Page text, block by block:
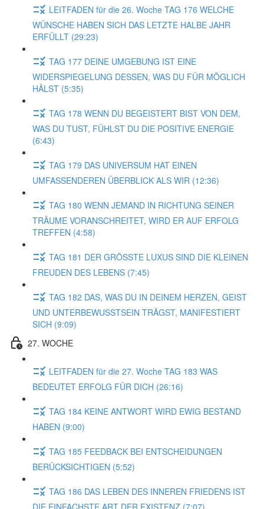
LEITFADEN für die 26. Woche TAG 176 WELCHE
WÜNSCHE HABEN SICH DAS LETZTE HALBE JAHR
ERFÜLLT (29:23)
TAG 177 DEINE UMGEBUNG IST EINE
WIDERSPIEGELUNG DESSEN, WAS DU FÜR MÖGLICH
HÄLST (5:35)
TAG 178 WENN DU BEGEISTERT BIST VON DEM,
WAS DU TUST, FÜHLST DU DIE POSITIVE ENERGIE
(6:43)
TAG 179 DAS UNIVERSUM HAT EINEN
UMFASSENDEREN ÜBERBLICK ALS WIR (12:36)
TAG 180 WENN JEMAND IN RICHTUNG SEINER
TRÄUME VORANSCHREITET, WIRD ER AUF ERFOLG
TREFFEN (4:58)
TAG 181 DER GRÖSSTE LUXUS SIND DIE KLEINEN
FREUDEN DES LEBENS (7:45)
TAG 182 DAS, WAS DU IN DEINEM HERZEN, GEIST
UND UNTERBEWUSSTSEIN TRÄGST, MANIFESTIERT
SICH (9:09)
27. WOCHE
LEITFADEN für die 27. Woche TAG 183 WAS
BEDEUTET ERFOLG FÜR DICH (26:16)
TAG 184 KEINE ANTWORT WIRD EWIG BESTAND
HABEN (9:00)
TAG 185 FEEDBACK BEI ENTSCHEIDUNGEN
BERÜCKSICHTIGEN (5:52)
TAG 186 DAS LEBEN DES INNEREN FRIEDENS IST
DIE EINFACHSTE ART DER EXISTENZ (7:07)